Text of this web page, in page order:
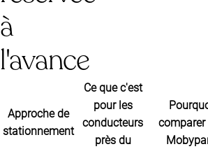
à
l'avance
Approche de
stationnement
Ce que c'est
pour les
conducteurs
près du
comparer